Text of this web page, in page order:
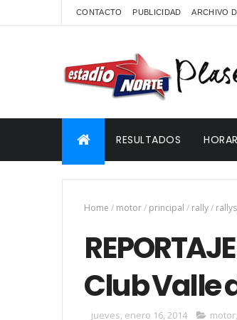
CONTACTO PUBLICIDAD ARCHIVO
RESULTADOS
Home / motor/ principal / rally/
Club Valle
jueves, enero 16, 2014 motor,